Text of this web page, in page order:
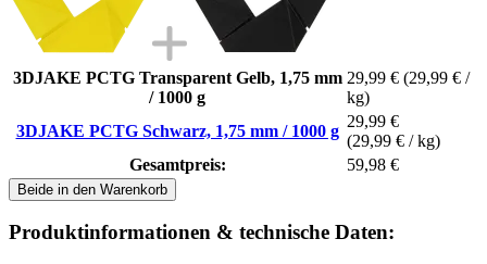
3DJAKE PCTG Transparent Gelb, 1,75 mm
/ 1000 g
29,99 € (29,99 € /
kg)
3DJAKE PCTG Schwarz, 1,75 mm / 1000 g
29,99 €
(29,99 € / kg)
Gesamtpreis:
59,98 €
Beide in den Warenkorb
Produktinformationen & technische Daten: